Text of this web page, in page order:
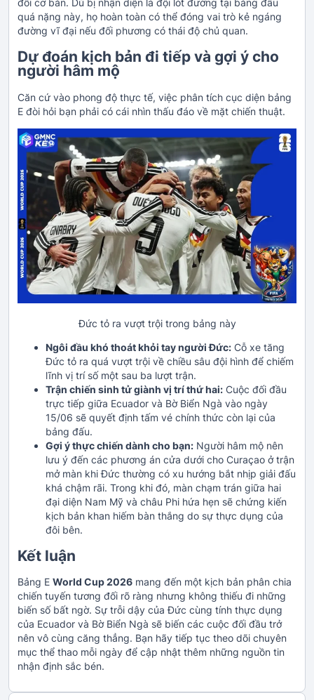
đối cơ bản. Dù bị nhận diện là đội lót đường tại bảng đấu
quá nặng này, họ hoàn toàn có thể đóng vai trò kẻ ngáng
đường vĩ đại nếu đối phương có thái độ chủ quan.
Dự đoán kịch bản đi tiếp và gợi ý cho
người hâm mộ
Căn cứ vào phong độ thực tế, việc phân tích cục diện bảng
E đòi hỏi bạn phải có cái nhìn thấu đáo về mặt chiến thuật.
Đức tỏ ra vượt trội trong bảng này
Ngôi đầu khó thoát khỏi tay người Đức: Cỗ xe tăng
Đức tỏ ra quá vượt trội về chiều sâu đội hình để chiếm
lĩnh vị trí số một sau ba lượt trận.
Trận chiến sinh tử giành vị trí thứ hai: Cuộc đối đầu
trực tiếp giữa Ecuador và Bờ Biển Ngà vào ngày
15/06 sẽ quyết định tấm vé chính thức còn lại của
bảng đấu.
Gợi ý thực chiến dành cho bạn: Người hâm mộ nên
lưu ý đến các phương án cửa dưới cho Curaçao ở trận
mở màn khi Đức thường có xu hướng bắt nhịp giải đấu
khá chậm rãi. Trong khi đó, màn chạm trán giữa hai
đại diện Nam Mỹ và châu Phi hứa hẹn sẽ chứng kiến
kịch bản khan hiếm bàn thắng do sự thực dụng của
đôi bên.
Kết luận
Bảng E World Cup 2026 mang đến một kịch bản phân chia
chiến tuyến tương đối rõ ràng nhưng không thiếu đi những
biến số bất ngờ. Sự trỗi dậy của Đức cùng tính thực dụng
của Ecuador và Bờ Biển Ngà sẽ biến các cuộc đối đầu trở
nên vô cùng căng thẳng. Bạn hãy tiếp tục theo dõi chuyên
mục thể thao mỗi ngày để cập nhật thêm những nguồn tin
nhận định sắc bén.